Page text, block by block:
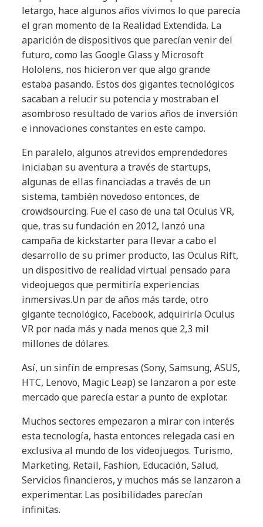
letargo, hace algunos años vivimos lo que parecía
el gran momento de la Realidad Extendida. La
aparición de dispositivos que parecían venir del
futuro, como las Google Glass y Microsoft
Hololens, nos hicieron ver que algo grande
estaba pasando. Estos dos gigantes tecnológicos
sacaban a relucir su potencia y mostraban el
asombroso resultado de varios años de inversión
e innovaciones constantes en este campo.
En paralelo, algunos atrevidos emprendedores
iniciaban su aventura a través de startups,
algunas de ellas financiadas a través de un
sistema, también novedoso entonces, de
crowdsourcing. Fue el caso de una tal Oculus VR,
que, tras su fundación en 2012, lanzó una
campaña de kickstarter para llevar a cabo el
desarrollo de su primer producto, las Oculus Rift,
un dispositivo de realidad virtual pensado para
videojuegos que permitiría experiencias
inmersivas.Un par de años más tarde, otro
gigante tecnológico, Facebook, adquiriría Oculus
VR por nada más y nada menos que 2,3 mil
millones de dólares.
Así, un sinfín de empresas (Sony, Samsung, ASUS,
HTC, Lenovo, Magic Leap) se lanzaron a por este
mercado que parecía estar a punto de explotar.
Muchos sectores empezaron a mirar con interés
esta tecnología, hasta entonces relegada casi en
exclusiva al mundo de los videojuegos. Turismo,
Marketing, Retail, Fashion, Educación, Salud,
Servicios financieros, y muchos más se lanzaron a
experimentar. Las posibilidades parecían
infinitas.